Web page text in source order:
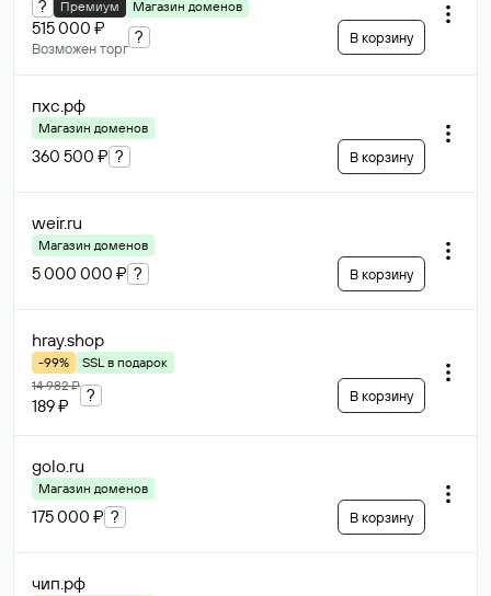
? Премиум Магазин доменов
515 000 ₽
Возможен торг
? В корзину
пхс.рф
Магазин доменов
360 500 ₽ ? В корзину
weir.ru
Магазин доменов
5 000 000 ₽ ? В корзину
hray.shop
-99%
SSL в подарок
14 982 ₽
189 ₽
? В корзину
golo.ru
Магазин доменов
175 000 ₽ ? В корзину
чип.рф